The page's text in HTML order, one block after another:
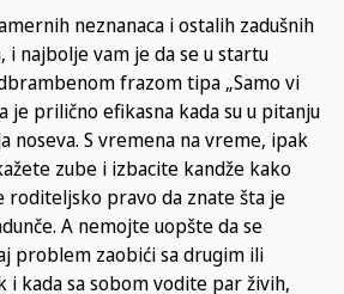
neznanaca i ostalih zadušnih
i najbolje vam je da se u startu
frazom tipa „Samo vi
je prilično efikasna kada su u pitanju
noseva. S vremena na vreme, ipak
zube i izbacite kandže kako
roditeljsko pravo da znate šta je
A nemojte uopšte da se
problem zaobići sa drugim ili
i kada sa sobom vodite par živih,